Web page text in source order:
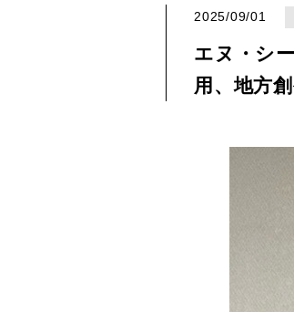
2025/09/01
エヌ・シ
用、地方